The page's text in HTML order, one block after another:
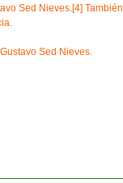
Sed Nieves.[4] También
Sed Nieves.